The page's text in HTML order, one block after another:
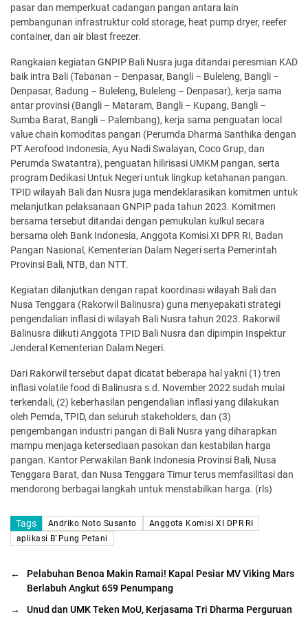
pasar dan memperkuat cadangan pangan antara lain
pembangunan infrastruktur cold storage, heat pump dryer, reefer
container, dan air blast freezer.
Rangkaian kegiatan GNPIP Bali Nusra juga ditandai peresmian KAD
baik intra Bali (Tabanan – Denpasar, Bangli – Buleleng, Bangli –
Denpasar, Badung – Buleleng, Buleleng – Denpasar), kerja sama
antar provinsi (Bangli – Mataram, Bangli – Kupang, Bangli –
Sumba Barat, Bangli – Palembang), kerja sama penguatan local
value chain komoditas pangan (Perumda Dharma Santhika dengan
PT Aerofood Indonesia, Ayu Nadi Swalayan, Coco Grup, dan
Perumda Swatantra), penguatan hilirisasi UMKM pangan, serta
program Dedikasi Untuk Negeri untuk lingkup ketahanan pangan.
TPID wilayah Bali dan Nusra juga mendeklarasikan komitmen untuk
melanjutkan pelaksanaan GNPIP pada tahun 2023. Komitmen
bersama tersebut ditandai dengan pemukulan kulkul secara
bersama oleh Bank Indonesia, Anggota Komisi XI DPR RI, Badan
Pangan Nasional, Kementerian Dalam Negeri serta Pemerintah
Provinsi Bali, NTB, dan NTT.
Kegiatan dilanjutkan dengan rapat koordinasi wilayah Bali dan
Nusa Tenggara (Rakorwil Balinusra) guna menyepakati strategi
pengendalian inflasi di wilayah Bali Nusra tahun 2023. Rakorwil
Balinusra diikuti Anggota TPID Bali Nusra dan dipimpin Inspektur
Jenderal Kementerian Dalam Negeri.
Dari Rakorwil tersebut dapat dicatat beberapa hal yakni (1) tren
inflasi volatile food di Balinusra s.d. November 2022 sudah mulai
terkendali, (2) keberhasilan pengendalian inflasi yang dilakukan
oleh Pemda, TPID, dan seluruh stakeholders, dan (3)
pengembangan industri pangan di Bali Nusra yang diharapkan
mampu menjaga ketersediaan pasokan dan kestabilan harga
pangan. Kantor Perwakilan Bank Indonesia Provinsi Bali, Nusa
Tenggara Barat, dan Nusa Tenggara Timur terus memfasilitasi dan
mendorong berbagai langkah untuk menstabilkan harga. (rls)
Tags Andriko Noto Susanto
Anggota Komisi XI DPR RI
aplikasi B`Pung Petani
←
Pelabuhan Benoa Makin Ramai! Kapal Pesiar MV Viking Mars
Berlabuh Angkut 659 Penumpang
→
Unud dan UMK Teken MoU, Kerjasama Tri Dharma Perguruan